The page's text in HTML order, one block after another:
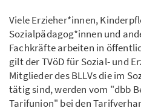
Viele Erzieher*innen,
Sozialpädagog*innen und
Fachkräfte arbeiten in
gilt der TVöD für Sozial- und
Mitglieder des BLLVs die im
tätig sind, werden vom "dbb
Tarifunion" bei den